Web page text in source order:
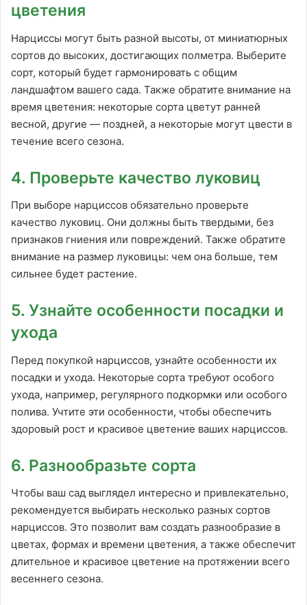
цветения
Нарциссы могут быть разной высоты, от миниатюрных
сортов до высоких, достигающих полметра. Выберите
сорт, который будет гармонировать с общим
ландшафтом вашего сада. Также обратите внимание на
время цветения: некоторые сорта цветут ранней
весной, другие — поздней, а некоторые могут цвести в
течение всего сезона.
4. Проверьте качество луковиц
При выборе нарциссов обязательно проверьте
качество луковиц. Они должны быть твердыми, без
признаков гниения или повреждений. Также обратите
внимание на размер луковицы: чем она больше, тем
сильнее будет растение.
5. Узнайте особенности посадки и
ухода
Перед покупкой нарциссов, узнайте особенности их
посадки и ухода. Некоторые сорта требуют особого
ухода, например, регулярного подкормки или особого
полива. Учтите эти особенности, чтобы обеспечить
здоровый рост и красивое цветение ваших нарциссов.
6. Разнообразьте сорта
Чтобы ваш сад выглядел интересно и привлекательно,
рекомендуется выбирать несколько разных сортов
нарциссов. Это позволит вам создать разнообразие в
цветах, формах и времени цветения, а также обеспечит
длительное и красивое цветение на протяжении всего
весеннего сезона.